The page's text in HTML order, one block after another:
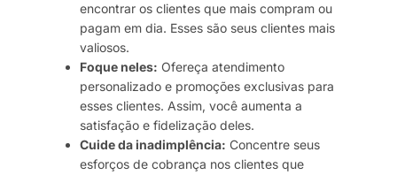
encontrar os clientes que mais compram ou
pagam em dia. Esses são seus clientes mais
valiosos.
Foque neles: Ofereça atendimento
personalizado e promoções exclusivas para
esses clientes. Assim, você aumenta a
satisfação e fidelização deles.
Cuide da inadimplência: Concentre seus
esforços de cobrança nos clientes que